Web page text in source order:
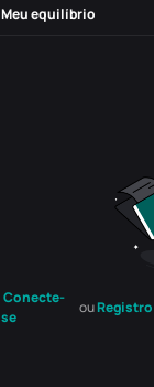
Meu equilíbrio
Conecte-
se
ouRegistro